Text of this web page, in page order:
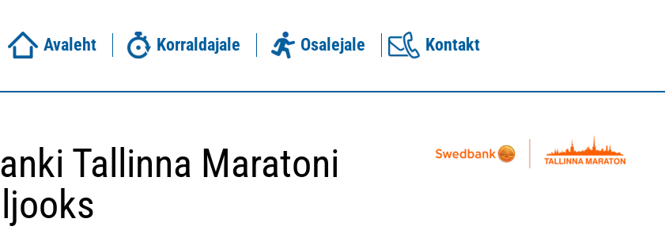
Avaleht Korraldajale Osalejale Kontakt
Tallinna Maratoni